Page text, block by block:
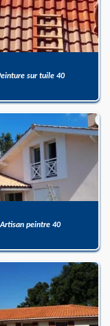
sur tuile 40
Artisan peintre 40